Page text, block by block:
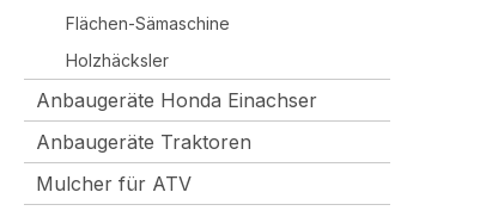
Flächen-Sämaschine
Holzhäcksler
Anbaugeräte Honda Einachser
Anbaugeräte Traktoren
Mulcher für ATV